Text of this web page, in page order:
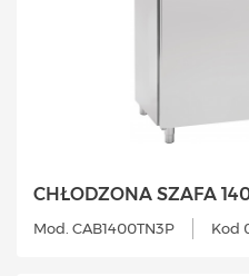
CHŁODZONA SZAFA
Mod. CAB1400TN3P Kod